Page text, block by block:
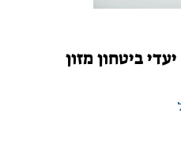
ביטחון מזון